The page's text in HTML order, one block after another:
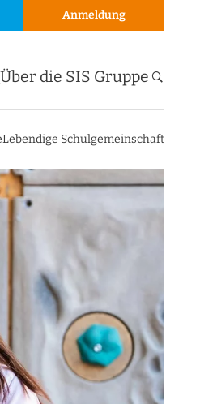
Anmeldung
Über die SIS Gruppe
Lebendige Schulgemeinschaft